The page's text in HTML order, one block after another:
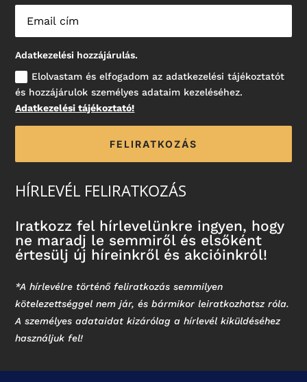
Adatkezelési hozzájárulás.
Elolvastam és elfogadom az adatkezelési tájékoztatót
és hozzájárulok személyes adataim kezeléséhez.
Adatkezelési tájékoztató!
FELIRATKOZÁS
HÍRLEVÉL FELIRATKOZÁS
Iratkozz fel hírlevelünkre ingyen, hogy
ne maradj le semmiről és elsőként
értesülj új híreinkről és akcióinkról!
*A hírlevélre történő feliratkozás semmilyen
kötelezettséggel nem jár, és bármikor leiratkozhatsz róla.
A személyes adataidat kizárólag a hírlevél kiküldéséhez
használjuk fel!